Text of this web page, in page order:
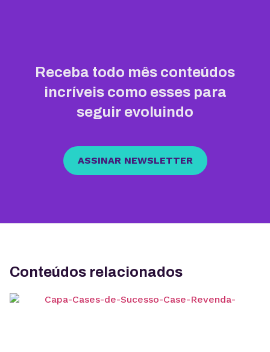
Receba todo mês conteúdos
incríveis como esses para
seguir evoluindo
ASSINAR NEWSLETTER
Conteúdos relacionados